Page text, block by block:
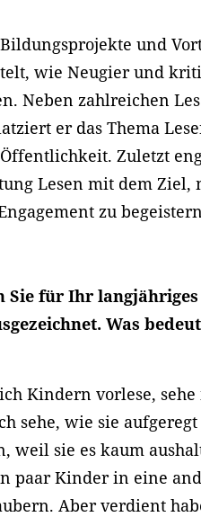
und
wie Neugier und
Neben zahlreichen
er das Thema
Zuletzt
Lesen mit dem Ziel,
zu
Sie für Ihr langjähriges
Was
Kindern vorlese,
sehe, wie sie
weil sie es kaum
paar Kinder in eine
Aber verdient